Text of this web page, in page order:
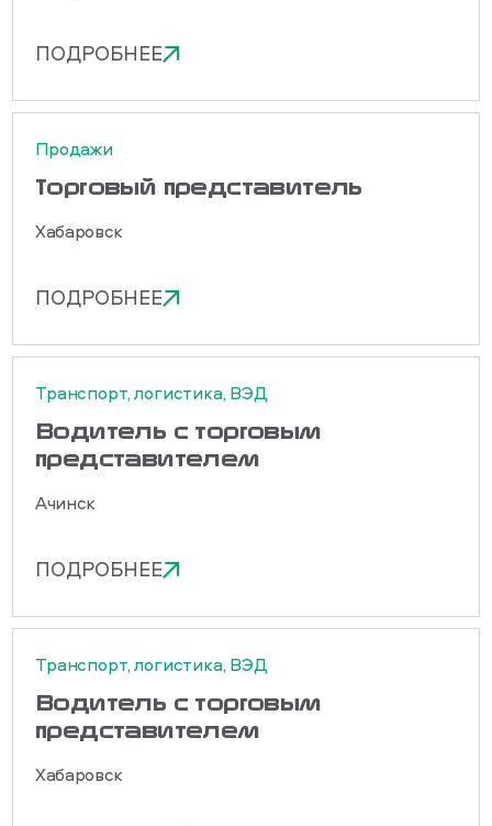
ПОДРОБНЕЕ
Продажи
Торговый представитель
Хабаровск
ПОДРОБНЕЕ
Транспорт, логистика, ВЭД
Водитель с торговым
представителем
Ачинск
ПОДРОБНЕЕ
Транспорт, логистика, ВЭД
Водитель с торговым
представителем
Хабаровск